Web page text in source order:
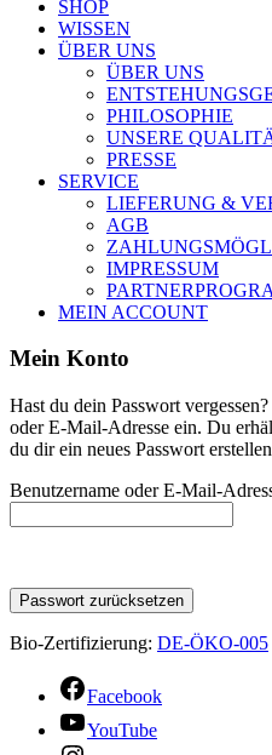
SHOP
WISSEN
ÜBER UNS
ÜBER UNS
PHILOSOPHIE
UNSERE
PRESSE
SERVICE
LIEFERUNG &
AGB
IMPRESSUM
MEIN ACCOUNT
Mein Konto
Hast du dein Passwort
oder E-Mail-Adresse ein. Du
du dir ein neues Passwort
Benutzername oder E-Mail-
Passwort zurücksetzen
Bio-Zertifizierung: DE-ÖKO-005
Facebook
YouTube